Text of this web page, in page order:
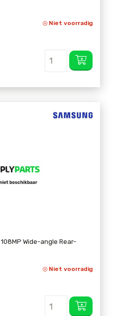
Niet voorradig
Wide-angle Rear-
Niet voorradig